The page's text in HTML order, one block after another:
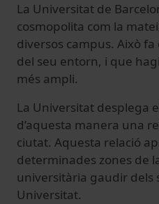
La Universitat de
cosmopolita com la
diversos campus. Això
del seu entorn, i que
més ampli.
La Universitat desplega
d’aquesta manera una
ciutat. Aquesta relació
determinades zones de
universitària gaudir dels
Universitat.